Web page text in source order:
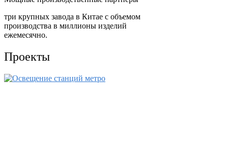
три крупных завода в Китае с объемом
производства в миллионы изделий
ежемесячно.
Проекты